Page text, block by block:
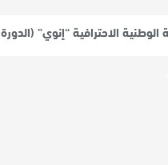
الاحترافية “إنوي” (الدورة 26).. النتائج والترتيب